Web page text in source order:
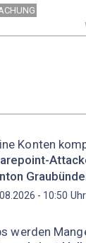
Konten
- 10:50 Uhr
werden